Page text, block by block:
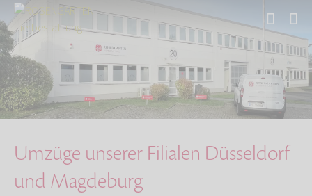
Start Über uns
Aktuelles
Umzüge unserer Filialen Düsseldorf und Magdeb…
Umzüge unserer Filialen Düsseldorf
und Magdeburg